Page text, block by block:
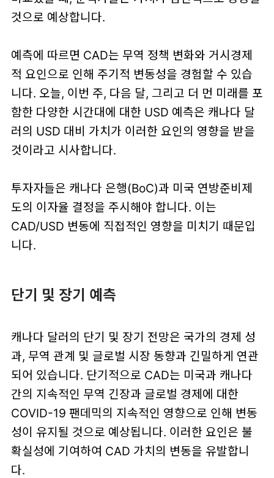
것으로 예상합니다.
예측에 따르면 CAD는 무역 정책 변화와 거시경제
적 요인으로 인해 주기적 변동성을 경험할 수 있습
니다. 오늘, 이번 주, 다음 달, 그리고 더 먼 미래를 포
함한 다양한 시간대에 대한 USD 예측은 캐나다 달
러의 USD 대비 가치가 이러한 요인의 영향을 받을
것이라고 시사합니다.
투자자들은 캐나다 은행(BoC)과 미국 연방준비제
도의 이자율 결정을 주시해야 합니다. 이는
CAD/USD 변동에 직접적인 영향을 미치기 때문입
니다.
단기 및 장기 예측
캐나다 달러의 단기 및 장기 전망은 국가의 경제 성
과, 무역 관계 및 글로벌 시장 동향과 긴밀하게 연관
되어 있습니다. 단기적으로 CAD는 미국과 캐나다
간의 지속적인 무역 긴장과 글로벌 경제에 대한
COVID-19 팬데믹의 지속적인 영향으로 인해 변동
성이 유지될 것으로 예상됩니다. 이러한 요인은 불
확실성에 기여하여 CAD 가치의 변동을 유발합니
다.